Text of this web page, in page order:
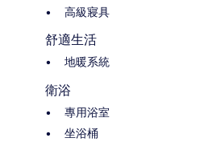
高級寢具
舒適生活
地暖系統
衛浴
專用浴室
坐浴桶